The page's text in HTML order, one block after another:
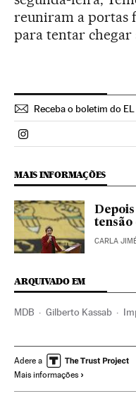
reuniram a portas
para tentar chegar
Receba o boletim do
Politica El País Brasil
MAIS INFORMAÇÕES
tensão
CARLA
ARQUIVADO EM
MDB Gilberto Kassab
Partido dos Trabalhadores
Financiamento ilegal
Adere a
Mais informações